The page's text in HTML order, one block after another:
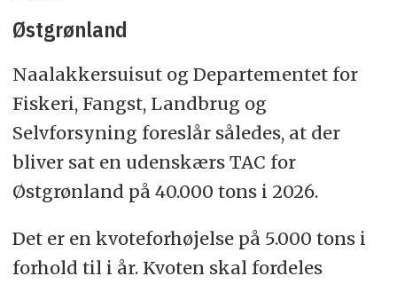
Østgrønland
Naalakkersuisut og Departementet for
Fiskeri, Fangst, Landbrug og
Selvforsyning foreslår således, at der
bliver sat en udenskærs TAC for
Østgrønland på 40.000 tons i 2026.
Det er en kvoteforhøjelse på 5.000 tons i
forhold til i år. Kvoten skal fordeles